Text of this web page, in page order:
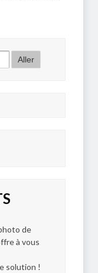
de
à vous
solution !